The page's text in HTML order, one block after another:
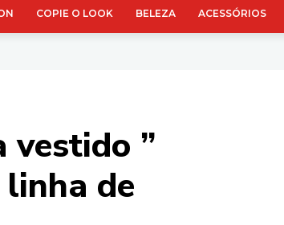
COPIE O LOOK BELEZA ACESSÓRIOS
vestido ”
de